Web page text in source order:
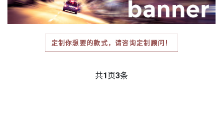
定制你想要的款式，请咨询定制顾问！
共1页3条